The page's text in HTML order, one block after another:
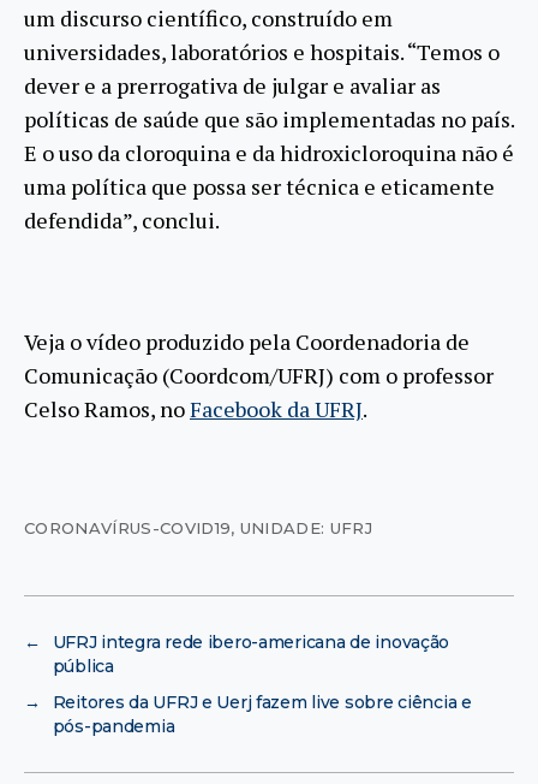
um discurso científico, construído em
universidades, laboratórios e hospitais. “Temos o
dever e a prerrogativa de julgar e avaliar as
políticas de saúde que são implementadas no país.
E o uso da cloroquina e da hidroxicloroquina não é
uma política que possa ser técnica e eticamente
defendida”, conclui.
Veja o vídeo produzido pela Coordenadoria de
Comunicação (Coordcom/UFRJ) com o professor
Celso Ramos, noFacebook da UFRJ.
CORONAVÍRUS-COVID19, UNIDADE: UFRJ
←
UFRJ integra rede ibero-americana de inovação
pública
→
Reitores da UFRJ e Uerj fazem live sobre ciência e
pós-pandemia